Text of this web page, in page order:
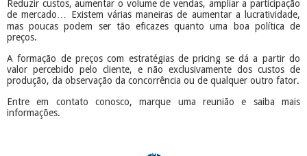
Reduzir custos, aumentar o volume de vendas, ampliar a participação
de mercado… Existem várias maneiras de aumentar a lucratividade,
mas poucas podem ser tão eficazes quanto uma boa política de
preços.
A formação de preços com estratégias de pricing se dá a partir do
valor percebido pelo cliente, e não exclusivamente dos custos de
produção, da observação da concorrência ou de qualquer outro fator.
Entre em contato conosco, marque uma reunião e saiba mais
informações.